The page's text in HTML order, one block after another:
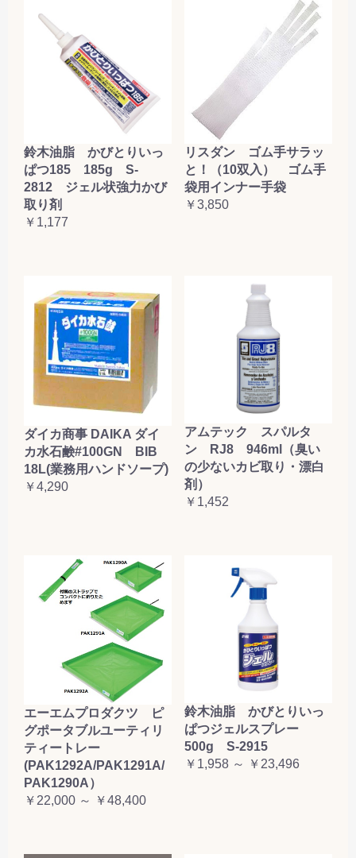
鈴木油脂 かびとりいっ
ぱつ185 185g S-
2812 ジェル状強力かび
取り剤
￥1,177
リスダン ゴム手サラッ
と！（10双入） ゴム手
袋用インナー手袋
￥3,850
ダイカ商事 DAIKA ダイ
カ水石鹸#100GN BIB
18L(業務用ハンドソープ)
￥4,290
アムテック スパルタ
ン RJ8 946ml（臭い
の少ないカビ取り・漂白
剤）
￥1,452
エーエムプロダクツ ピ
グポータブルユーティリ
ティートレー
(PAK1292A/PAK1291A/
PAK1290A）
￥22,000 ～ ￥48,400
鈴木油脂 かびとりいっ
ぱつジェルスプレー
500g S-2915
￥1,958 ～ ￥23,496